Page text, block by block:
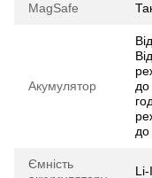
MagSafe
Акумулятор
до
до
Ємність